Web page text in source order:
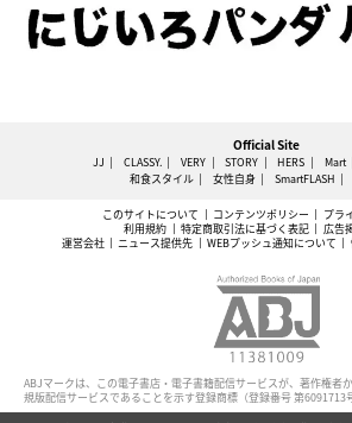
Official Site
JJ CLASSY. VERY STORY HERS Mart
和食スタイル
女性自身 SmartFLASH
このサイトについて コンテンツポリシー
プラ
利用規約
特定商取引法に基づく表記
広告
運営会社
ニュース提供先 WEBプッシュ通知について
ABJマークは、この電子書店・電子書籍配信サービスが、著作権者
規版配信サービスであることを示す登録商標（登録番号 第6091713